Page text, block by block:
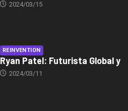
2024/03/15
REINVENTION
Ryan Patel: Futurista Global y
2024/03/11